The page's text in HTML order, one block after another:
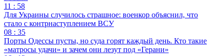
11 : 58
Для Украины случилось страшное: военкор объяснил, что
стало с контрнаступлением ВСУ
08 : 35
Порты Одессы пусты, но суда горят каждый день. Кто такие
«матросы удачи» и зачем они лезут под «Герани»